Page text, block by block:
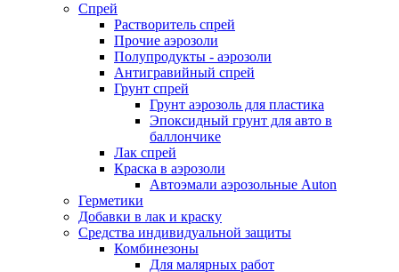
Спрей
Растворитель спрей
Прочие аэрозоли
Полупродукты - аэрозоли
Антигравийный спрей
Грунт спрей
Грунт аэрозоль для пластика
Эпоксидный грунт для авто в
баллончике
Лак спрей
Краска в аэрозоли
Автоэмали аэрозольные Auton
Герметики
Добавки в лак и краску
Средства индивидуальной защиты
Комбинезоны
Для малярных работ